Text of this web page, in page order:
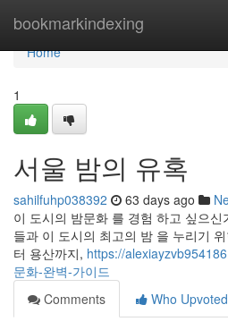
bookmarkindexing
Home
Home
1
서울 밤의 유혹
sahilfuhp038392 63 days ago
이 도시의 밤문화 를 경험 하고 싶으
들과 이 도시의 최고의 밤 을 누리기
터 용산까지, https://
문화-완벽-가이드
Comments
Who Upvoted